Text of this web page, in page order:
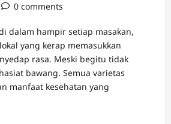
0 comments
dalam hampir setiap masakan,
yang kerap memasukkan
rasa. Meski begitu tidak
bawang. Semua varietas
manfaat kesehatan yang